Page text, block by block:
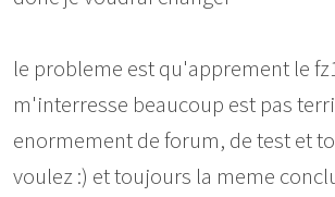
le probleme est qu'apprement le
m'interresse beaucoup est pas
enormement de forum, de test et
voulez :) et toujours la meme